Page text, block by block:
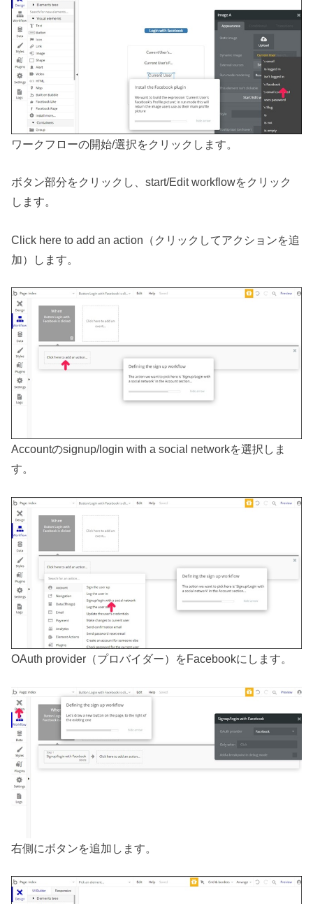
ワークフローの開始/選択をクリックします。
ボタン部分をクリックし、start/Edit workflowをクリック
します。
Click here to add an action（クリックしてアクションを追
加）します。
Accountのsignup/login with a social networkを選択しま
す。
OAuth provider（プロバイダー）をFacebookにします。
右側にボタンを追加します。